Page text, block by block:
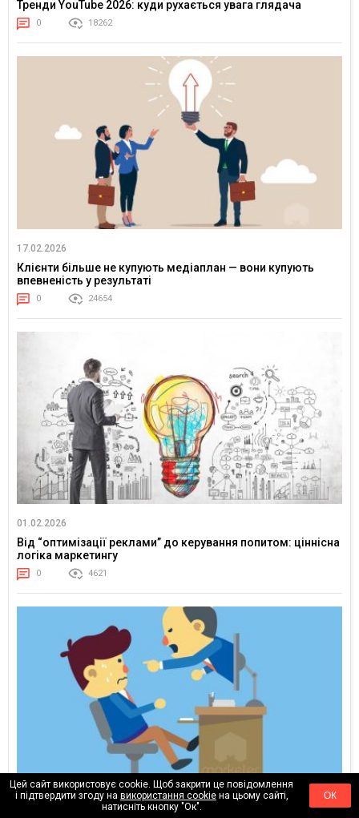
Тренди YouTube 2026: куди рухається увага глядача
0 18262
17.02.2026
Клієнти більше не купують медіаплан — вони купують
впевненість у результаті
0 24654
01.02.2026
Від “оптимізації реклами” до керування попитом: ціннісна
логіка маркетингу
0 4621
10.01.2026
Цей сайт використовує cookie. Щоб закрити це повідомлення
і підтвердити згоду на використання cookieна цьому сайті,
натисніть кнопку "Ок".
ОК